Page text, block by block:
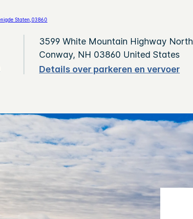
3599 White Mountain Highway North
Conway, NH 03860 United States
Details over parkeren en vervoer